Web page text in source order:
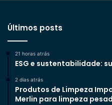
Últimos posts
21 horas atrás
ESG e sustentabilidade:
2 dias atrás
Produtos de Limpeza
Merlin para limpeza